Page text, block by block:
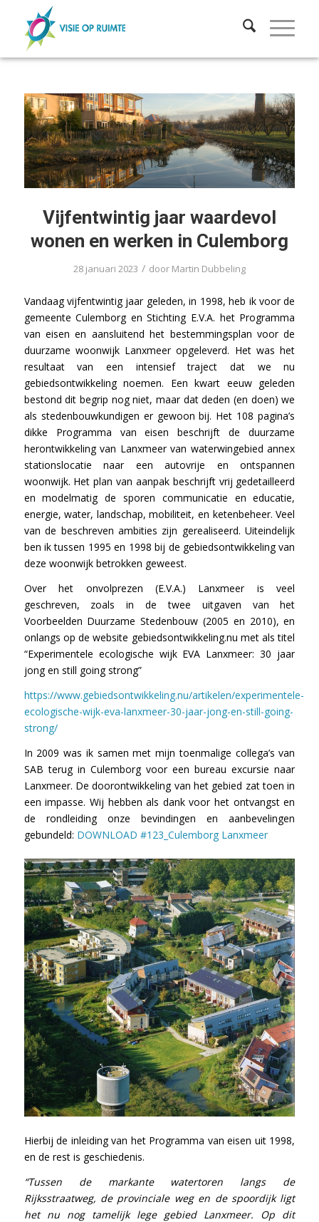
Vijfentwintig jaar waardevol
wonen en werken in Culemborg
28 januari 2023 / door Martin Dubbeling
Vandaag vijfentwintig jaar geleden, in 1998, heb ik voor de
gemeente Culemborg en Stichting E.V.A. het Programma
van eisen en aansluitend het bestemmingsplan voor de
duurzame woonwijk Lanxmeer opgeleverd. Het was het
resultaat van een intensief traject dat we nu
gebiedsontwikkeling noemen. Een kwart eeuw geleden
bestond dit begrip nog niet, maar dat deden (en doen) we
als stedenbouwkundigen er gewoon bij. Het 108 pagina’s
dikke Programma van eisen beschrijft de duurzame
herontwikkeling van Lanxmeer van waterwingebied annex
stationslocatie naar een autovrije en ontspannen
woonwijk. Het plan van aanpak beschrijft vrij gedetailleerd
en modelmatig de sporen communicatie en educatie,
energie, water, landschap, mobiliteit, en ketenbeheer. Veel
van de beschreven ambities zijn gerealiseerd. Uiteindelijk
ben ik tussen 1995 en 1998 bij de gebiedsontwikkeling van
deze woonwijk betrokken geweest.
Over het onvolprezen (E.V.A.) Lanxmeer is veel
geschreven, zoals in de twee uitgaven van het
Voorbeelden Duurzame Stedenbouw (2005 en 2010), en
onlangs op de website gebiedsontwikkeling.nu met als titel
“Experimentele ecologische wijk EVA Lanxmeer: 30 jaar
jong en still going strong”
https://www.gebiedsontwikkeling.nu/artikelen/experimentele-
ecologische-wijk-eva-lanxmeer-30-jaar-jong-en-still-going-
strong/
In 2009 was ik samen met mijn toenmalige collega’s van
SAB terug in Culemborg voor een bureau excursie naar
Lanxmeer. De doorontwikkeling van het gebied zat toen in
een impasse. Wij hebben als dank voor het ontvangst en
de rondleiding onze bevindingen en aanbevelingen
gebundeld: DOWNLOAD #123_Culemborg Lanxmeer
Hierbij de inleiding van het Programma van eisen uit 1998,
en de rest is geschiedenis.
“Tussen de markante watertoren langs de
Rijksstraatweg, de provinciale weg en de spoordijk ligt
het nu nog tamelijk lege gebied Lanxmeer. Op dit